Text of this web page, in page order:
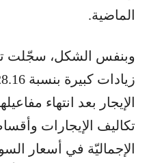
الماضية.
وبنفس الشكل، سجّلت
الإيجار بعد انتهاء
تكاليف الإيجارات
الإجماليّة في أسعار